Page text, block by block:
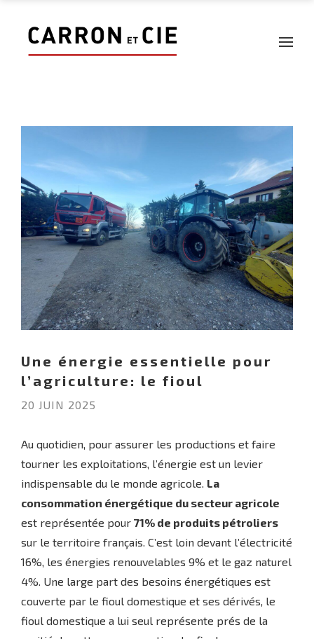
Une énergie essentielle pour
l’agriculture: le fioul
20 JUIN 2025
Au quotidien, pour assurer les productions et faire
tourner les exploitations, l’énergie est un levier
indispensable du le monde agricole. La
consommation énergétique du secteur agricole
est représentée pour 71% de produits pétroliers
sur le territoire français. C’est loin devant l’électricité
16%, les énergies renouvelables 9% et le gaz naturel
4%. Une large part des besoins énergétiques est
couverte par le fioul domestique et ses dérivés, le
fioul domestique a lui seul représente prés de la